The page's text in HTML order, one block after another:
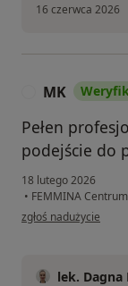
16 czerwca 2026
MK
Pełen
podejście do
18 lutego 2026
• FEMMINA
w opinii użytkownika
zgłoś nadużycie
lek.